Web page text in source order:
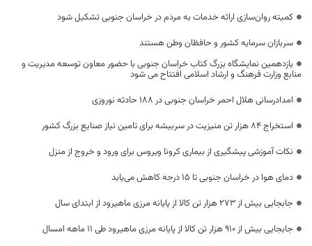
کمیته روان‌سازی ارائه خدمات به مردم در خراسان جنوبی تشکیل شود
سربازان سرمایه کشور و حافظان وطن هستند
یازدهمین نمایشگاه بزرگ کتاب خراسان جنوبی با حضور معاون توسعه مدیریت و
منابع وزارت فرهنگ و ارشاد اسلامی افتتاح می شود
امدادرسانی هلال احمر خراسان جنوبی در 188 حادثه نوروزی
استخراج ۸۴ هزار تن منیزیت در سربیشه برای تامین نیاز صنایع بزرگ کشور
نکات آموزشی پیشگیری از بیماری کرونا ویروس برای ورود و خروج از منزل
دمای هوا در خراسان جنوبی تا ۱۵ درجه کاهش می‌یابد
جابجایی بیش از ۲۷۳ هزار تن کالا از پایانه مرزی ماهیرود از ابتدای سال
جابجایی بیش از 910 هزار تن کالا از پایانه مرزی ماهیرود طی ۱۱ ماهه امسال